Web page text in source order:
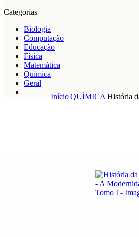
Categorias
Biologia
Computação
Educação
Física
Matemática
Química
Geral
Início QUÍMICA História